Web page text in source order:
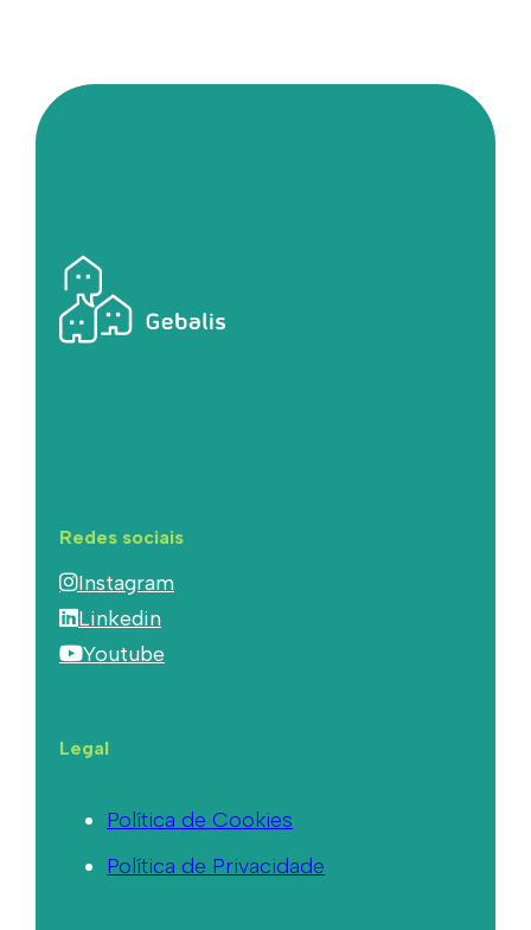
Redes sociais
Instagram
Linkedin
Youtube
Legal
Política de Cookies
Política de Privacidade